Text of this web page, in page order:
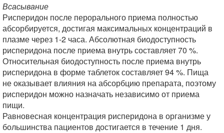
Всасывание
Рисперидон после перорального приема полностью
абсорбируется, достигая максимальных концентраций в
плазме через 1-2 часа. Абсолютная биодоступность
рисперидона после приема внутрь составляет 70 %.
Относительная биодоступность после приема внутрь
рисперидона в форме таблеток составляет 94 %. Пища
не оказывает влияния на абсорбцию препарата, поэтому
рисперидон можно назначать независимо от приема
пищи.
Равновесная концентрация рисперидона в организме у
большинства пациентов достигается в течение 1 дня.